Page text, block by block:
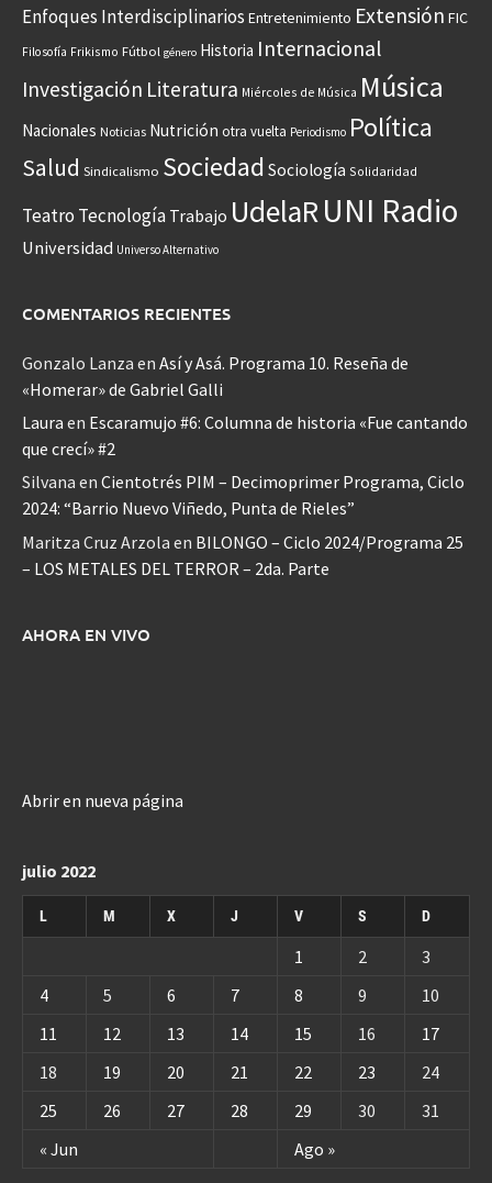
Enfoques Interdisciplinarios Entretenimiento Extensión FIC
Filosofía Frikismo Fútbol género Historia Internacional
Investigación Literatura Miércoles de Música Música
Nacionales Noticias Nutrición otra vuelta Periodismo Política
Salud Sindicalismo Sociedad Sociología Solidaridad
Teatro Tecnología Trabajo UdelaR UNI Radio
Universidad Universo Alternativo
COMENTARIOS RECIENTES
Gonzalo Lanza en Así y Asá. Programa 10. Reseña de
«Homerar» de Gabriel Galli
Laura en Escaramujo #6: Columna de historia «Fue cantando
que crecí» #2
Silvana en Cientotrés PIM – Decimoprimer Programa, Ciclo
2024: “Barrio Nuevo Viñedo, Punta de Rieles”
Maritza Cruz Arzola en BILONGO – Ciclo 2024/Programa 25
– LOS METALES DEL TERROR – 2da. Parte
AHORA EN VIVO
Abrir en nueva página
julio 2022
L M X J V S D
« Jun Ago »
1 2
3
4
5 6 7 8 9
10
11
12 13 14 15 16
17
18
19 20 21 22 23
24
25
26 27 28 29 30 31